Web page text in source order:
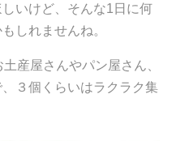
いけど、そんな1日に何
しれませんね。
産屋さんやパン屋さん、
３個くらいはラクラク集